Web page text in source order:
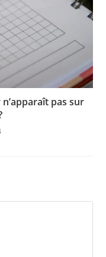
pas sur